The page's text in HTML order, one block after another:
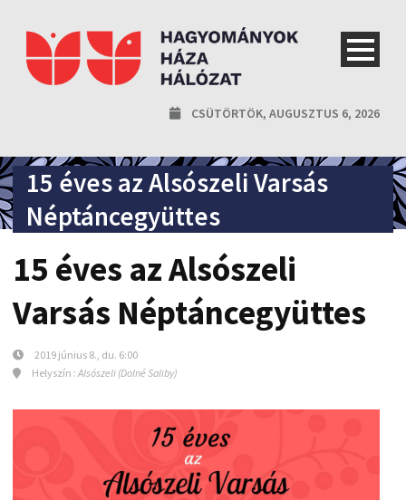
CSÜTÖRTÖK, AUGUSZTUS 6, 2026
15 éves az Alsószeli Varsás
Néptáncegyüttes
15 éves az Alsószeli
Varsás Néptáncegyüttes
2019 június 8., du. 6:00
Helyszín : Alsószeli (Dolné Saliby)